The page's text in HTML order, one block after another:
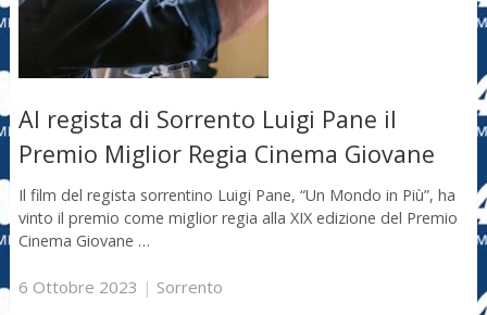
Al regista di Sorrento Luigi Pane il
Premio Miglior Regia Cinema Giovane
Il film del regista sorrentino Luigi Pane, “Un Mondo in Più”, ha
vinto il premio come miglior regia alla XIX edizione del Premio
Cinema Giovane …
6 Ottobre 2023 | Sorrento